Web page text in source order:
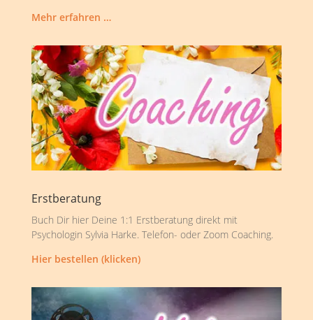
Mehr erfahren …
Erstberatung
Buch Dir hier Deine 1:1 Erstberatung direkt mit
Psychologin Sylvia Harke. Telefon- oder Zoom Coaching.
Hier bestellen (klicken)